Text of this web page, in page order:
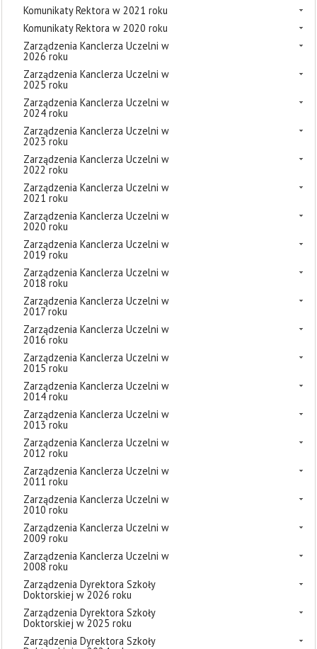
Komunikaty Rektora w 2021 roku
Komunikaty Rektora w 2020 roku
Zarządzenia Kanclerza Uczelni w
2026 roku
Zarządzenia Kanclerza Uczelni w
2025 roku
Zarządzenia Kanclerza Uczelni w
2024 roku
Zarządzenia Kanclerza Uczelni w
2023 roku
Zarządzenia Kanclerza Uczelni w
2022 roku
Zarządzenia Kanclerza Uczelni w
2021 roku
Zarządzenia Kanclerza Uczelni w
2020 roku
Zarządzenia Kanclerza Uczelni w
2019 roku
Zarządzenia Kanclerza Uczelni w
2018 roku
Zarządzenia Kanclerza Uczelni w
2017 roku
Zarządzenia Kanclerza Uczelni w
2016 roku
Zarządzenia Kanclerza Uczelni w
2015 roku
Zarządzenia Kanclerza Uczelni w
2014 roku
Zarządzenia Kanclerza Uczelni w
2013 roku
Zarządzenia Kanclerza Uczelni w
2012 roku
Zarządzenia Kanclerza Uczelni w
2011 roku
Zarządzenia Kanclerza Uczelni w
2010 roku
Zarządzenia Kanclerza Uczelni w
2009 roku
Zarządzenia Kanclerza Uczelni w
2008 roku
Zarządzenia Dyrektora Szkoły
Doktorskiej w 2026 roku
Zarządzenia Dyrektora Szkoły
Doktorskiej w 2025 roku
Zarządzenia Dyrektora Szkoły